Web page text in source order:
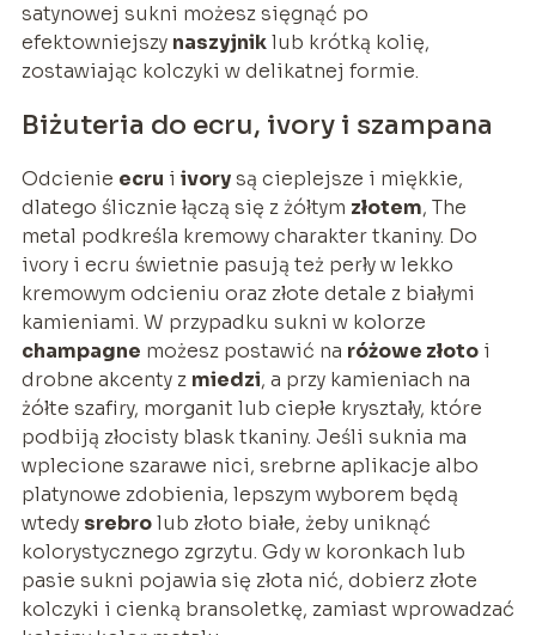
satynowej sukni możesz sięgnąć po
efektowniejszy naszyjniklub krótką kolię,
zostawiając kolczyki w delikatnej formie.
Biżuteria do ecru, ivory i szampana
Odcienie ecru i ivorysą cieplejsze i miękkie,
dlatego ślicznie łączą się z żółtym złotem, The
metal podkreśla kremowy charakter tkaniny. Do
ivory i ecru świetnie pasują też perły w lekko
kremowym odcieniu oraz złote detale z białymi
kamieniami. W przypadku sukni w kolorze
champagne możesz postawić na różowe złotoi
drobne akcenty z miedzi, a przy kamieniach na
żółte szafiry, morganit lub ciepłe kryształy, które
podbiją złocisty blask tkaniny. Jeśli suknia ma
wplecione szarawe nici, srebrne aplikacje albo
platynowe zdobienia, lepszym wyborem będą
wtedy srebrolub złoto białe, żeby uniknąć
kolorystycznego zgrzytu. Gdy w koronkach lub
pasie sukni pojawia się złota nić, dobierz złote
kolczyki i cienką bransoletkę, zamiast wprowadzać